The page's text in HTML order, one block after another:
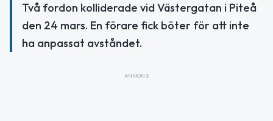
Två fordon kolliderade vid Västergatan i Piteå
den 24 mars. En förare fick böter för att inte
ha anpassat avståndet.
ANNONS